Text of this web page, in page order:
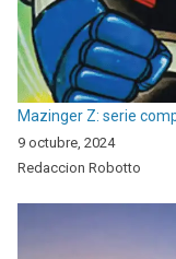
Mazinger Z: serie
9 octubre, 2024
Redaccion Robotto